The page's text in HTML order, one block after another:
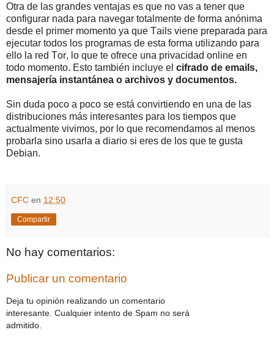
Otra de las grandes ventajas es que no vas a tener que
configurar nada para navegar totalmente de forma anónima
desde el primer momento ya que Tails viene preparada para
ejecutar todos los programas de esta forma utilizando para
ello la red Tor, lo que te ofrece una privacidad online en
todo momento. Esto también incluye el cifrado de emails,
mensajería instantánea o archivos y documentos.
Sin duda poco a poco se está convirtiendo en una de las
distribuciones más interesantes para los tiempos que
actualmente vivimos, por lo que recomendamos al menos
probarla sino usarla a diario si eres de los que te gusta
Debian.
CFC en 12:50
Compartir
No hay comentarios:
Publicar un comentario
Deja tu opinión realizando un comentario
interesante. Cualquier intento de Spam no será
admitido.